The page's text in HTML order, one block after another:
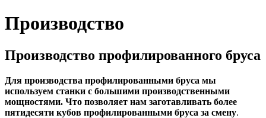
Производство
Производство профилированного бруса
Для производства профилированными бруса мы
используем станки с большими производственными
мощностями. Что позволяет нам заготавливать более
пятидесяти кубов профилированными бруса за смену.